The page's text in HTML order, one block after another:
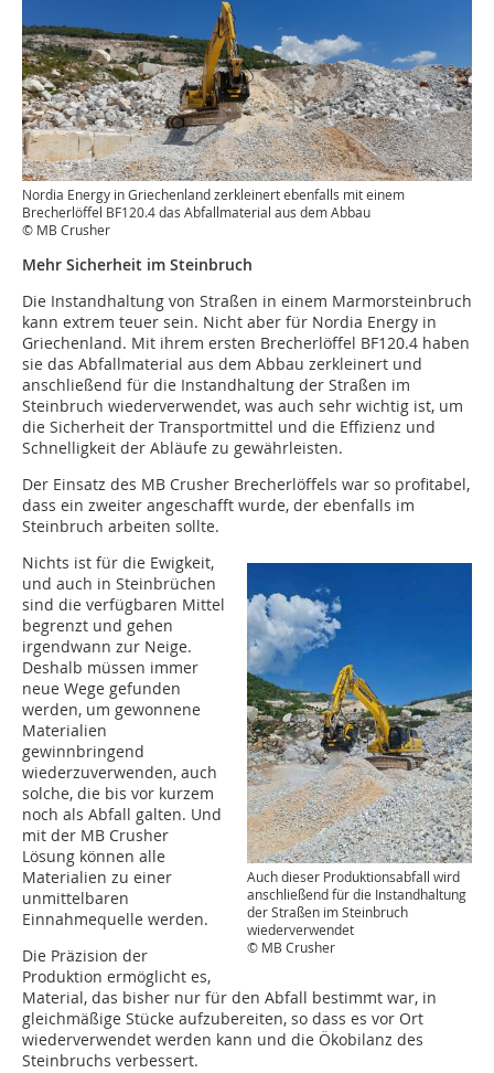
Nordia Energy in Griechenland zerkleinert ebenfalls mit einem
Brecherlöffel BF120.4 das Abfallmaterial aus dem Abbau
© MB Crusher
Mehr Sicherheit im Steinbruch
Die Instandhaltung von Straßen in einem Marmorsteinbruch
kann extrem teuer sein. Nicht aber für Nordia Energy in
Griechenland. Mit ihrem ersten Brecherlöffel BF120.4 haben
sie das Abfallmaterial aus dem Abbau zerkleinert und
anschließend für die Instandhaltung der Straßen im
Steinbruch wiederverwendet, was auch sehr wichtig ist, um
die Sicherheit der Transportmittel und die Effizienz und
Schnelligkeit der Abläufe zu gewährleisten.
Der Einsatz des MB Crusher Brecherlöffels war so profitabel,
dass ein zweiter angeschafft wurde, der ebenfalls im
Steinbruch arbeiten sollte.
Auch dieser Produktionsabfall wird
anschließend für die Instandhaltung
der Straßen im Steinbruch
wiederverwendet
© MB Crusher
Nichts ist für die Ewigkeit,
und auch in Steinbrüchen
sind die verfügbaren Mittel
begrenzt und gehen
irgendwann zur Neige.
Deshalb müssen immer
neue Wege gefunden
werden, um gewonnene
Materialien
gewinnbringend
wiederzuverwenden, auch
solche, die bis vor kurzem
noch als Abfall galten. Und
mit der MB Crusher
Lösung können alle
Materialien zu einer
unmittelbaren
Einnahmequelle werden.
Die Präzision der
Produktion ermöglicht es,
Material, das bisher nur für den Abfall bestimmt war, in
gleichmäßige Stücke aufzubereiten, so dass es vor Ort
wiederverwendet werden kann und die Ökobilanz des
Steinbruchs verbessert.